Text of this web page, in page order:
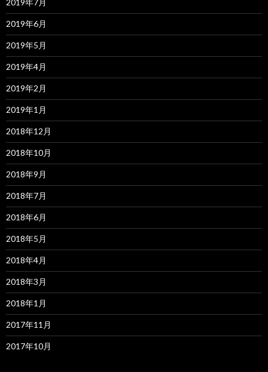
2019年7月
2019年6月
2019年5月
2019年4月
2019年2月
2019年1月
2018年12月
2018年10月
2018年9月
2018年7月
2018年6月
2018年5月
2018年4月
2018年3月
2018年1月
2017年11月
2017年10月